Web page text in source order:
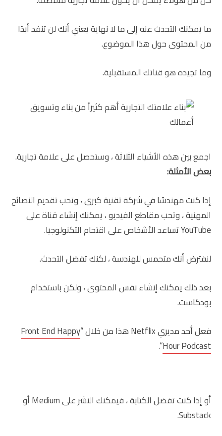
ما يمكنك التحدث عنه إلى ما لا نهاية يعني أنك لن تنفد أبدًا
من المحتوى حول هذا الموضوع.
وما تجيده هو قناتك المستقبلية.
اجمع بين هذه الأشياء الثلاثة ، وستحصل على علامة تجارية.
بعض الأمثلة:
إذا كنت مهندسًا في شركة تقنية كبرى ، وتحب تقديم النصائح
المهنية ، وتحب مقاطع الفيديو ، يمكنك إنشاء قناة على
YouTube تساعد الأشخاص على اقتحام التكنولوجيا.
لنفترض أنك متحمس للهندسة ، لكنك تفضل التحدث.
بعد ذلك يمكنك إنشاء نفس المحتوى ، ولكن باستخدام
بودكاست.
فعل أحد مديري Netflix هذا من خلال “
Front End Happy
Hour Podcast
“.
أو إذا كنت تفضل الكتابة ، فيمكنك النشر على Medium أو
Substack.